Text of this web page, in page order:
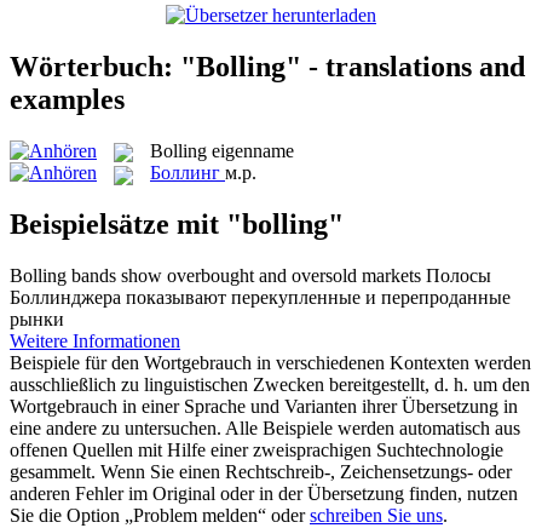
Wörterbuch: "Bolling" - translations and
examples
Bolling eigenname
Боллинг м.р.
Beispielsätze mit "bolling"
Bolling bands show overbought and oversold markets Полосы
Боллинджера показывают перекупленные и перепроданные
рынки
Weitere Informationen
Beispiele für den Wortgebrauch in verschiedenen Kontexten werden
ausschließlich zu linguistischen Zwecken bereitgestellt, d. h. um den
Wortgebrauch in einer Sprache und Varianten ihrer Übersetzung in
eine andere zu untersuchen. Alle Beispiele werden automatisch aus
offenen Quellen mit Hilfe einer zweisprachigen Suchtechnologie
gesammelt. Wenn Sie einen Rechtschreib-, Zeichensetzungs- oder
anderen Fehler im Original oder in der Übersetzung finden, nutzen
Sie die Option „Problem melden“ oderschreiben Sie uns.